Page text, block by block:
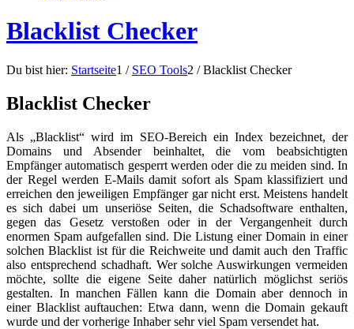
Blacklist Checker
Du bist hier: Startseite1 / SEO Tools2 / Blacklist Checker
Blacklist Checker
Als „Blacklist“ wird im SEO-Bereich ein Index bezeichnet, der
Domains und Absender beinhaltet, die vom beabsichtigten
Empfänger automatisch gesperrt werden oder die zu meiden sind. In
der Regel werden E-Mails damit sofort als Spam klassifiziert und
erreichen den jeweiligen Empfänger gar nicht erst. Meistens handelt
es sich dabei um unseriöse Seiten, die Schadsoftware enthalten,
gegen das Gesetz verstoßen oder in der Vergangenheit durch
enormen Spam aufgefallen sind. Die Listung einer Domain in einer
solchen Blacklist ist für die Reichweite und damit auch den Traffic
also entsprechend schadhaft. Wer solche Auswirkungen vermeiden
möchte, sollte die eigene Seite daher natürlich möglichst seriös
gestalten. In manchen Fällen kann die Domain aber dennoch in
einer Blacklist auftauchen: Etwa dann, wenn die Domain gekauft
wurde und der vorherige Inhaber sehr viel Spam versendet hat.